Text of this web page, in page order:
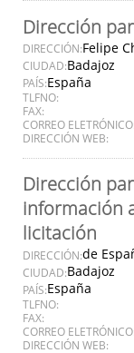
Dirección
DIRECCIÓN:Felipe
CIUDAD:Badajoz
PAÍS:España
TLFNO:
FAX:
CORREO ELETRÓNICO:
DIRECCIÓN WEB:
Dirección
información
licitación
DIRECCIÓN:de
CIUDAD:Badajoz
PAÍS:España
TLFNO:
FAX:
CORREO ELETRÓNICO:
DIRECCIÓN WEB: